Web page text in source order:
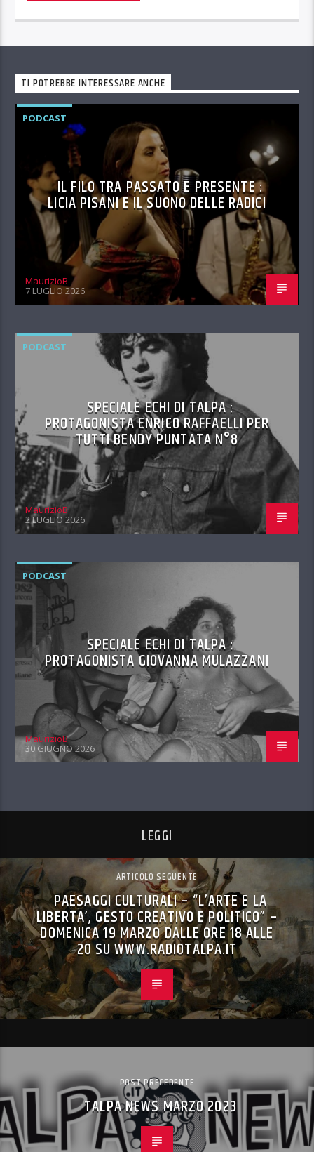
TI POTREBBE INTERESSARE ANCHE
PODCAST
IL FILO TRA PASSATO E PRESENTE :
LICIA PISANI E IL SUONO DELLE RADICI
MaurizioB
7 LUGLIO 2026
PODCAST
SPECIALE ECHI DI TALPA :
PROTAGONISTA ENRICO RAFFAELLI PER
TUTTI BENDY PUNTATA N°8
MaurizioB
2 LUGLIO 2026
PODCAST
SPECIALE ECHI DI TALPA :
PROTAGONISTA GIOVANNA MULAZZANI
MaurizioB
30 GIUGNO 2026
LEGGI
ARTICOLO SEGUENTE
PAESAGGI CULTURALI – “L’ARTE E LA
LIBERTA’, GESTO CREATIVO E POLITICO” –
DOMENICA 19 MARZO DALLE ORE 18 ALLE
20 SU WWW.RADIOTALPA.IT
POST PRECEDENTE
TALPA NEWS MARZO 2023